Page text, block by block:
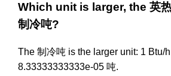
Which unit is larger, the 英
制冷吨?
The 制冷吨 is the larger unit: 1 Btu/
8.33333333333e-05 吨.